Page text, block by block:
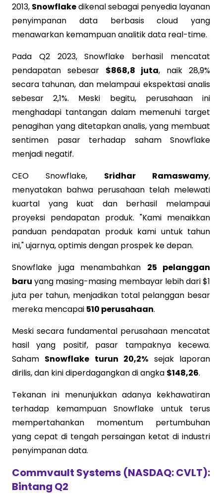
2013, Snowflakedikenal sebagai penyedia layanan
penyimpanan data berbasis cloud yang
menawarkan kemampuan analitik data real-time.
Pada Q2 2023, Snowflake berhasil mencatat
pendapatan sebesar $868,8 juta, naik 28,9%
secara tahunan, dan melampaui ekspektasi analis
sebesar 2,1%. Meski begitu, perusahaan ini
menghadapi tantangan dalam memenuhi target
penagihan yang ditetapkan analis, yang membuat
sentimen pasar terhadap saham Snowflake
menjadi negatif.
CEO Snowflake, Sridhar Ramaswamy,
menyatakan bahwa perusahaan telah melewati
kuartal yang kuat dan berhasil melampaui
proyeksi pendapatan produk. "Kami menaikkan
panduan pendapatan produk kami untuk tahun
ini," ujarnya, optimis dengan prospek ke depan.
Snowflake juga menambahkan 25 pelanggan
baru yang masing-masing membayar lebih dari $1
juta per tahun, menjadikan total pelanggan besar
mereka mencapai 510 perusahaan.
Meski secara fundamental perusahaan mencatat
hasil yang positif, pasar tampaknya kecewa.
Saham Snowflake turun 20,2% sejak laporan
dirilis, dan kini diperdagangkan di angka $148,26.
Tekanan ini menunjukkan adanya kekhawatiran
terhadap kemampuan Snowflake untuk terus
mempertahankan momentum pertumbuhan
yang cepat di tengah persaingan ketat di industri
penyimpanan data.
Commvault Systems (NASDAQ: CVLT):
Bintang Q2